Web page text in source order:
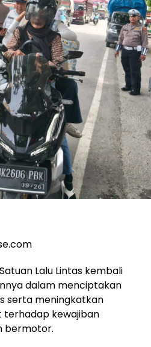
Lalu Lintas kembali
dalam menciptakan
serta meningkatkan
terhadap kewajiban
bermotor.